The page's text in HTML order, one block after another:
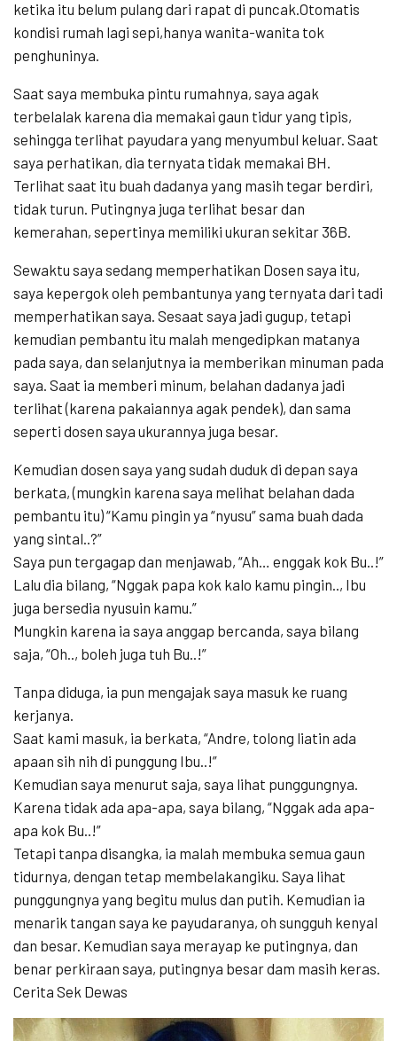
ketika itu belum pulang dari rapat di puncak.Otomatis
kondisi rumah lagi sepi,hanya wanita-wanita tok
penghuninya.
Saat saya membuka pintu rumahnya, saya agak
terbelalak karena dia memakai gaun tidur yang tipis,
sehingga terlihat payudara yang menyumbul keluar. Saat
saya perhatikan, dia ternyata tidak memakai BH.
Terlihat saat itu buah dadanya yang masih tegar berdiri,
tidak turun. Putingnya juga terlihat besar dan
kemerahan, sepertinya memiliki ukuran sekitar 36B.
Sewaktu saya sedang memperhatikan Dosen saya itu,
saya kepergok oleh pembantunya yang ternyata dari tadi
memperhatikan saya. Sesaat saya jadi gugup, tetapi
kemudian pembantu itu malah mengedipkan matanya
pada saya, dan selanjutnya ia memberikan minuman pada
saya. Saat ia memberi minum, belahan dadanya jadi
terlihat (karena pakaiannya agak pendek), dan sama
seperti dosen saya ukurannya juga besar.
Kemudian dosen saya yang sudah duduk di depan saya
berkata, (mungkin karena saya melihat belahan dada
pembantu itu) “Kamu pingin ya “nyusu” sama buah dada
yang sintal..?”
Saya pun tergagap dan menjawab, “Ah… enggak kok Bu..!”
Lalu dia bilang, “Nggak papa kok kalo kamu pingin.., Ibu
juga bersedia nyusuin kamu.”
Mungkin karena ia saya anggap bercanda, saya bilang
saja, “Oh.., boleh juga tuh Bu..!”
Tanpa diduga, ia pun mengajak saya masuk ke ruang
kerjanya.
Saat kami masuk, ia berkata, “Andre, tolong liatin ada
apaan sih nih di punggung Ibu..!”
Kemudian saya menurut saja, saya lihat punggungnya.
Karena tidak ada apa-apa, saya bilang, “Nggak ada apa-
apa kok Bu..!”
Tetapi tanpa disangka, ia malah membuka semua gaun
tidurnya, dengan tetap membelakangiku. Saya lihat
punggungnya yang begitu mulus dan putih. Kemudian ia
menarik tangan saya ke payudaranya, oh sungguh kenyal
dan besar. Kemudian saya merayap ke putingnya, dan
benar perkiraan saya, putingnya besar dam masih keras.
Cerita Sek Dewas